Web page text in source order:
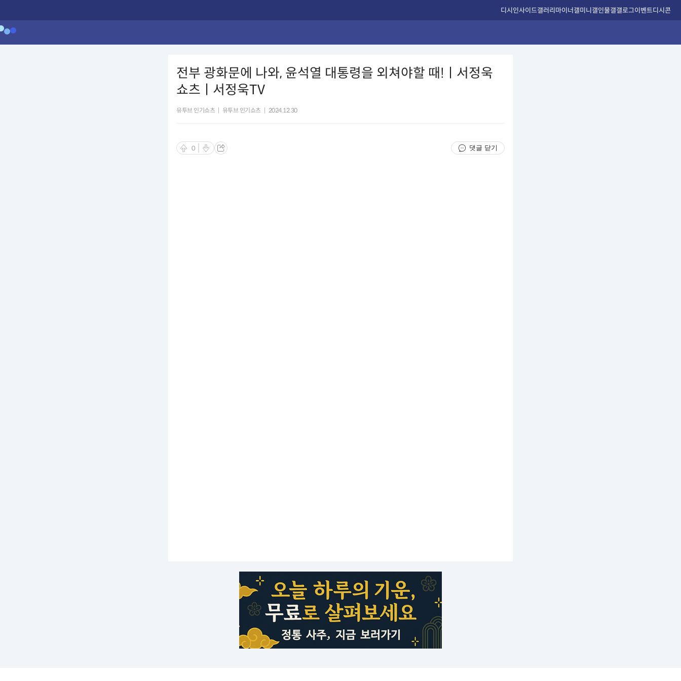
디시인사이드갤러리마이너갤미니갤인물갤갤로그이벤트디시콘
전부 광화문에 나와, 윤석열 대통령을 외쳐야할 때!ㅣ서정욱
쇼츠ㅣ서정욱TV
유투브 인기쇼츠 유투브 인기쇼츠 2024.12.30
0 댓글 닫기